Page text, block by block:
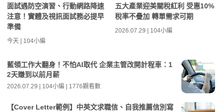
面試遇防空演習、行動網路降速
注意！實體及視訊面試務必提早
準備
今天 | 104小編
五大產業迎美關稅紅利 受惠10%
稅率不疊加 轉單需求可期
2026.07.29 | 104小編
藍領工作大翻身！不怕AI取代 企業主管改開計程車：1
2天賺到以前月薪
2026.07.29 | 104小編 | 1776觀看數
【Cover Letter範例】中英文求職信、自我推薦信別寫